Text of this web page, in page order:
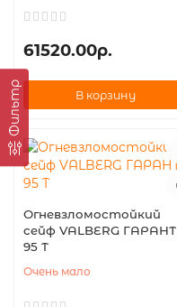
Фильтр
61520.00р.
В корзину
Огневзломостойкий
сейф VALBERG ГАРАНТ
95 T
Очень мало